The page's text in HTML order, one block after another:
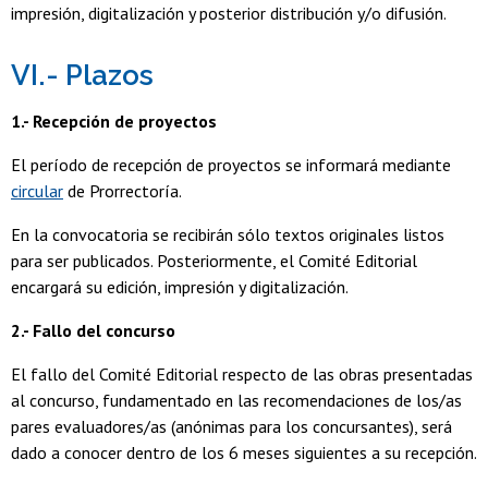
impresión, digitalización y posterior distribución y/o difusión.
VI.- Plazos
1.- Recepción de proyectos
El período de recepción de proyectos se informará mediante
circular de Prorrectoría.
En la convocatoria se recibirán sólo textos originales listos
para ser publicados. Posteriormente, el Comité Editorial
encargará su edición, impresión y digitalización.
2.- Fallo del concurso
El fallo del Comité Editorial respecto de las obras presentadas
al concurso, fundamentado en las recomendaciones de los/as
pares evaluadores/as (anónimas para los concursantes), será
dado a conocer dentro de los 6 meses siguientes a su recepción.